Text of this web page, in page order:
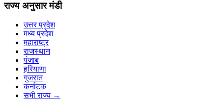
राज्य अनुसार मंडी
उत्तर प्रदेश
मध्य प्रदेश
महाराष्ट्र
राजस्थान
पंजाब
हरियाणा
गुजरात
कर्नाटक
सभी राज्य →